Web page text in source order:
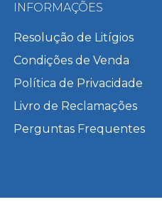
INFORMAÇÕES
Resolução de Litígios
Condições de Venda
Política de Privacidade
Livro de Reclamações
Perguntas Frequentes